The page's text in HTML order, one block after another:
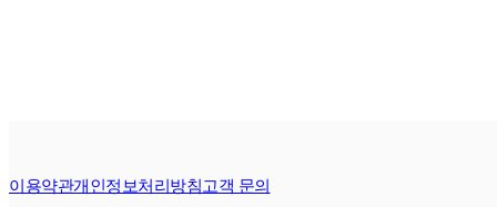
이용약관개인정보처리방침고객 문의